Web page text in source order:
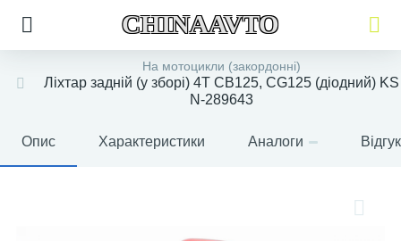
CHINAAVTO
На мотоцикли (закордонні)
Ліхтар задній (у зборі) 4T CB125, CG125 (діодний) KS
N-289643
Опис Характеристики Аналоги